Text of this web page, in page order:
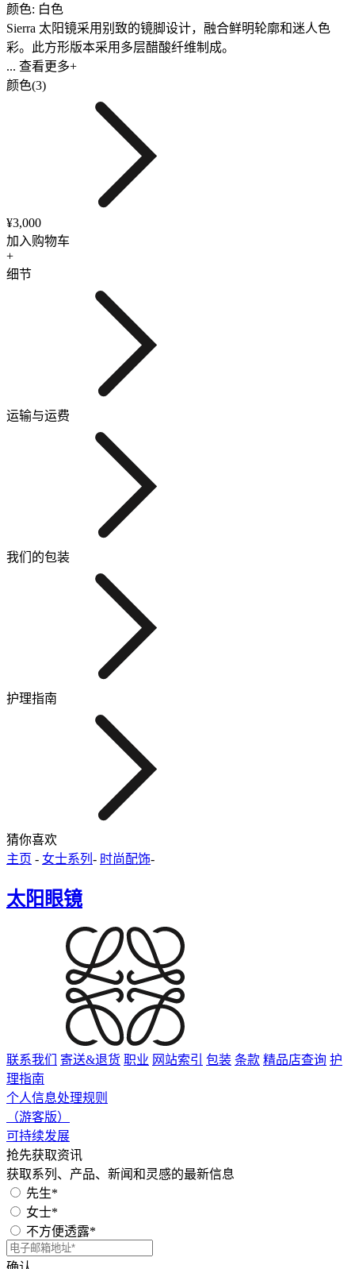
颜色: 白色
Sierra 太阳镜采用别致的镜脚设计，融合鲜明轮廓和迷人色
彩。此方形版本采用多层醋酸纤维制成。
... 查看更多+
颜色(3)
¥3,000
加入购物车
+
细节
运输与运费
我们的包装
护理指南
猜你喜欢
主页 - 女士系列 - 时尚配饰-
太阳眼镜
联系我们 寄送&退货 职业 网站索引 包装 条款 精品店查询 护
理指南
个人信息处理规则
（游客版）
可持续发展
抢先获取资讯
获取系列、产品、新闻和灵感的最新信息
先生*
女士*
不方便透露*